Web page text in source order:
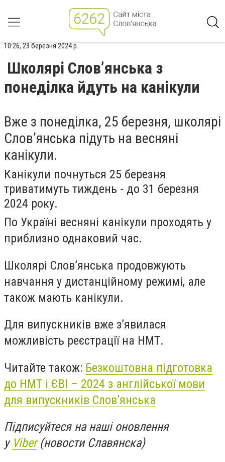
10:26, 23 березня 2024 р.
Школярі Слов’янська з
понеділка йдуть на канікули
Вже з понеділка, 25 березня, школярі
Слов’янська підуть на весняні
канікули.
Канікули почнуться 25 березня
триватимуть тиждень - до 31 березня
2024 року.
По Україні весняні канікули проходять у
приблизно однаковий час.
Школярі Слов’янська продовжують
навчання у дистанційному режимі, але
також мають канікули.
Для випускників вже з’явилася
можливість реєстрації на НМТ.
Читайте також: Безкоштовна підготовка
до НМТ і ЄВІ – 2024 з англійської мови
для випускників Слов’янська
Підписуйтеся на наші оновлення
у Viber(новости Славянска)